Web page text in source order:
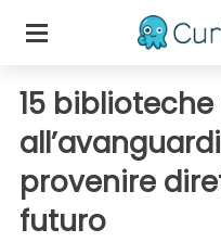
15
provenire
futuro